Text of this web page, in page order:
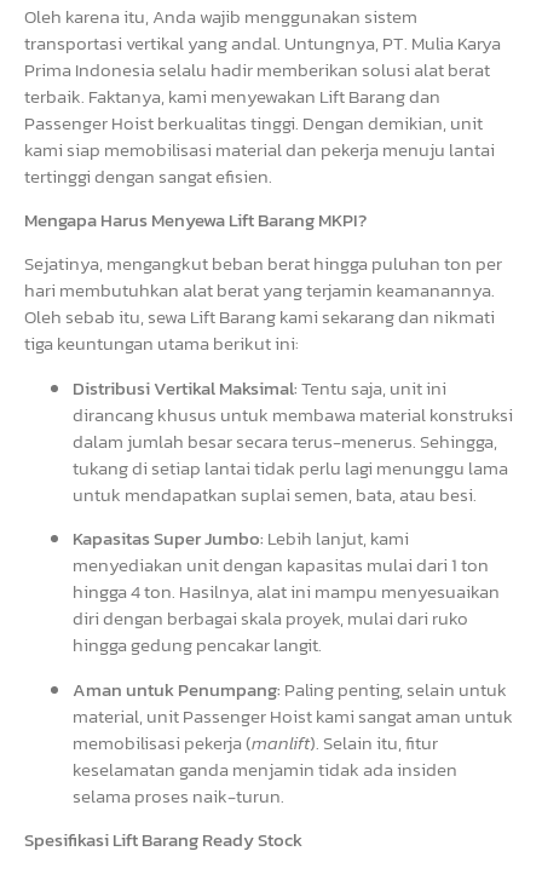
Oleh karena itu, Anda wajib menggunakan sistem
transportasi vertikal yang andal. Untungnya, PT. Mulia Karya
Prima Indonesia selalu hadir memberikan solusi alat berat
terbaik. Faktanya, kami menyewakan Lift Barang dan
Passenger Hoist berkualitas tinggi. Dengan demikian, unit
kami siap memobilisasi material dan pekerja menuju lantai
tertinggi dengan sangat efisien.
Mengapa Harus Menyewa Lift Barang MKPI?
Sejatinya, mengangkut beban berat hingga puluhan ton per
hari membutuhkan alat berat yang terjamin keamanannya.
Oleh sebab itu, sewa Lift Barang kami sekarang dan nikmati
tiga keuntungan utama berikut ini:
Distribusi Vertikal Maksimal:Tentu saja, unit ini
dirancang khusus untuk membawa material konstruksi
dalam jumlah besar secara terus-menerus. Sehingga,
tukang di setiap lantai tidak perlu lagi menunggu lama
untuk mendapatkan suplai semen, bata, atau besi.
Kapasitas Super Jumbo: Lebih lanjut, kami
menyediakan unit dengan kapasitas mulai dari 1 ton
hingga 4 ton. Hasilnya, alat ini mampu menyesuaikan
diri dengan berbagai skala proyek, mulai dari ruko
hingga gedung pencakar langit.
Aman untuk Penumpang: Paling penting, selain untuk
material, unit Passenger Hoist kami sangat aman untuk
memobilisasi pekerja (manlift). Selain itu, fitur
keselamatan ganda menjamin tidak ada insiden
selama proses naik-turun.
Spesifikasi Lift Barang Ready Stock